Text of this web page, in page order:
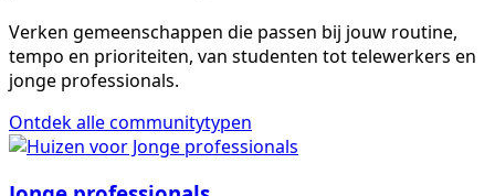
Verken gemeenschappen die passen bij jouw routine,
tempo en prioriteiten, van studenten tot telewerkers en
jonge professionals.
Ontdek alle communitytypen